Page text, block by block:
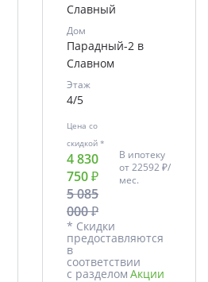
Славный
Дом
Парадный-2 в
Славном
Этаж
4/5
Цена со
скидкой *
4 830
750 ₽
5 085
000 ₽
В ипотеку
от22592 ₽/
мес.
* Скидки
предоставляются
в
соответствии
с разделом Акции